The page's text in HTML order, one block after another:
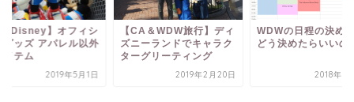
＆WDW旅行】ディ
ーランドでキャラク
グリーティング
2019年2月20日
WDWの日程の決め方！
どう決めたらいいのか…
2018年7月10日
【トイストーリーラ
ド】WDWのハリウ